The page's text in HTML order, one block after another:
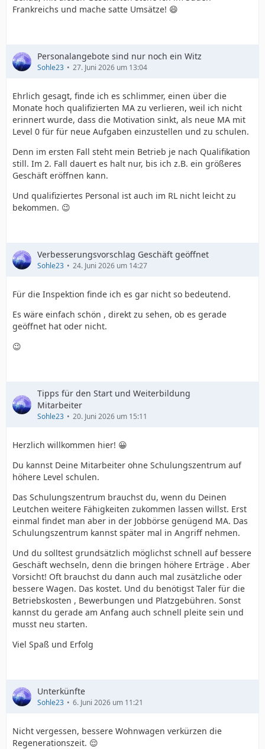
Frankreichs und mache satte Umsätze! 😄
Personalangebote sind nur noch ein Witz
Sohle23 27. Juni 2026 um 13:04
Ehrlich gesagt, finde ich es schlimmer, einen über die
Monate hoch qualifizierten MA zu verlieren, weil ich nicht
erinnert wurde, dass die Motivation sinkt, als neue MA mit
Level 0 für für neue Aufgaben einzustellen und zu schulen.
Denn im ersten Fall steht mein Betrieb je nach Qualifikation
still. Im 2. Fall dauert es halt nur, bis ich z.B. ein größeres
Geschäft eröffnen kann.
Und qualifiziertes Personal ist auch im RL nicht leicht zu
bekommen. 😉
Verbesserungsvorschlag Geschäft geöffnet
Sohle23 24. Juni 2026 um 14:27
Für die Inspektion finde ich es gar nicht so bedeutend.
Es wäre einfach schön , direkt zu sehen, ob es gerade
geöffnet hat oder nicht.
😉
Tipps für den Start und Weiterbildung
Mitarbeiter
Sohle23 20. Juni 2026 um 15:11
Herzlich willkommen hier! 😀
Du kannst Deine Mitarbeiter ohne Schulungszentrum auf
höhere Level schulen.
Das Schulungszentrum brauchst du, wenn du Deinen
Leutchen weitere Fähigkeiten zukommen lassen willst. Erst
einmal findet man aber in der Jobbörse genügend MA. Das
Schulungszentrum kannst später mal in Angriff nehmen.
Und du solltest grundsätzlich möglichst schnell auf bessere
Geschäft wechseln, denn die bringen höhere Erträge . Aber
Vorsicht! Oft brauchst du dann auch mal zusätzliche oder
bessere Wagen. Das kostet. Und du benötigst Taler für die
Betriebskosten , Bewerbungen und Platzgebühren. Sonst
kannst du gerade am Anfang auch schnell pleite sein und
musst neu starten.
Viel Spaß und Erfolg
Unterkünfte
Sohle23 6. Juni 2026 um 11:21
Nicht vergessen, bessere Wohnwagen verkürzen die
Regenerationszeit. 😌